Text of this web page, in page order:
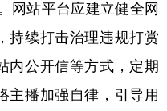
站平台应建立健全网
持续打击治理违规打赏
内公开信等方式，定期
主播加强自律，引导用